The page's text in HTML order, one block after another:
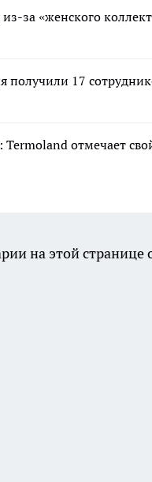
за «женского
получили 17
Termoland отмечает
на этой странице